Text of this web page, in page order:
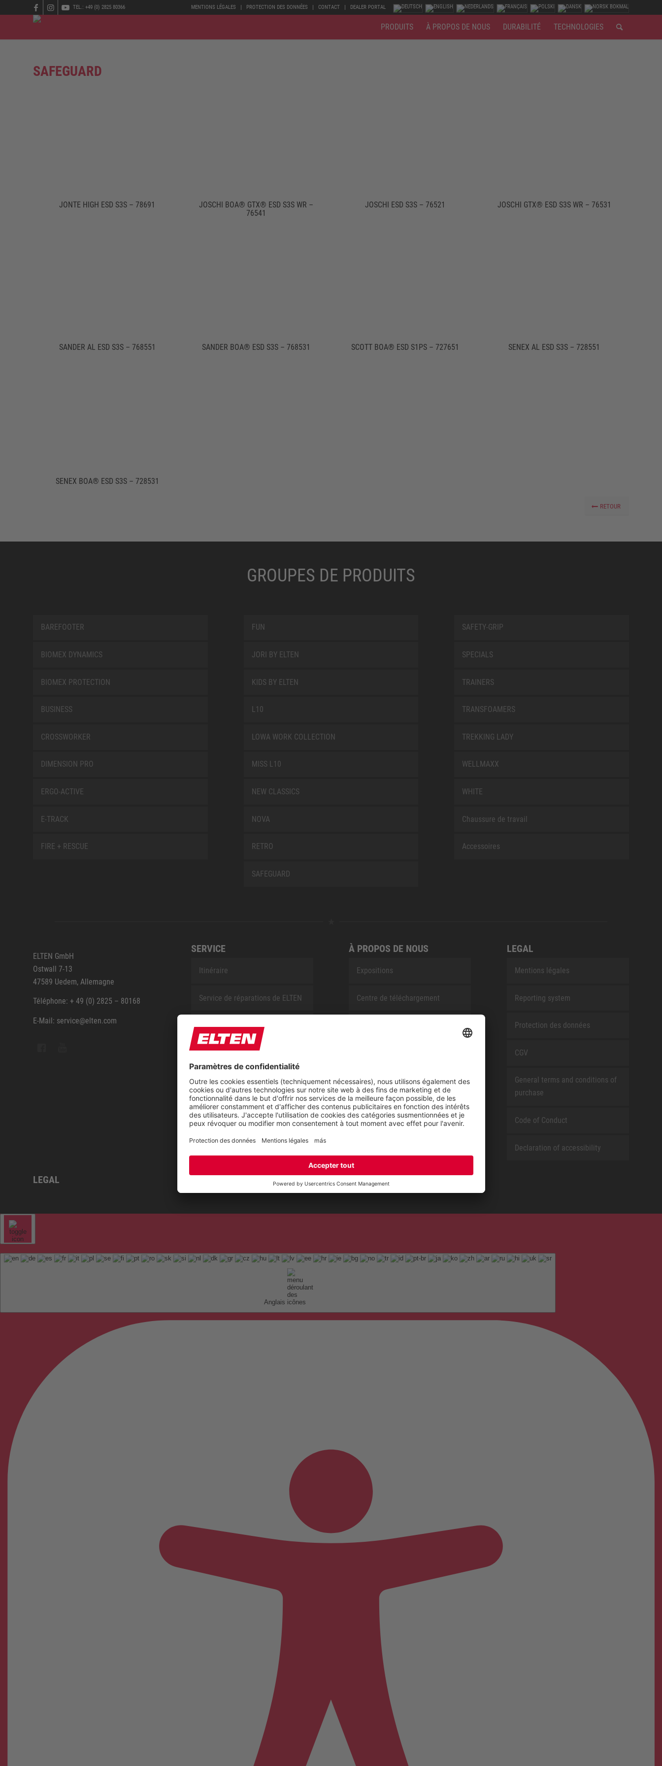
MENTIONS LÉGALES PROTECTION DES DONNÉES CONTACT DEALER PORTAL
TEL.: +49 (0) 2825 80366
PRODUITS À PROPOS DE NOUS DURABILITÉ TECHNOLOGIES
SAFEGUARD
JONTE HIGH ESD S3S – 78691
JOSCHI BOA® GTX® ESD S3S WR –
76541
JOSCHI ESD S3S – 76521 JOSCHI GTX® ESD S3S WR – 76531
SANDER AL ESD S3S – 768551 SANDER BOA® ESD S3S – 768531 SCOTT BOA® ESD S1PS – 727651 SENEX AL ESD S3S – 728551
SENEX BOA® ESD S3S – 728531
RETOUR
GROUPES DE PRODUITS
BAREFOOTER
BIOMEX DYNAMICS
BIOMEX PROTECTION
BUSINESS
CROSSWORKER
DIMENSION PRO
ERGO-ACTIVE
E-TRACK
FIRE + RESCUE
FUN
JORI BY ELTEN
KIDS BY ELTEN
L10
LOWA WORK COLLECTION
MISS L10
NEW CLASSICS
NOVA
RETRO
SAFEGUARD
SAFETY-GRIP
SPECIALS
TRAINERS
TRANSFOAMERS
TREKKING LADY
WELLMAXX
WHITE
Chaussure de travail
Accessoires
ELTEN GmbH
Ostwall 7-13
47589 Uedem, Allemagne
Téléphone: + 49 (0) 2825 – 80168
E-Mail: service@elten.com
SERVICE
Itinéraire
Service de réparations de ELTEN
Contact
Sitemap
À PROPOS DE NOUS
Expositions
Centre de téléchargement
LEGAL
Mentions légales
Reporting system
Protection des données
CGV
General terms and conditions of
purchase
Code of Conduct
Declaration of accessibility
LEGAL
Anglais